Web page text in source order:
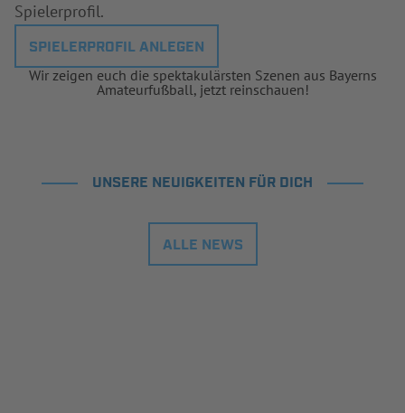
Spielerprofil.
SPIELERPROFIL ANLEGEN
Wir zeigen euch die spektakulärsten Szenen aus Bayerns
Amateurfußball, jetzt reinschauen!
UNSERE NEUIGKEITEN FÜR DICH
ALLE NEWS